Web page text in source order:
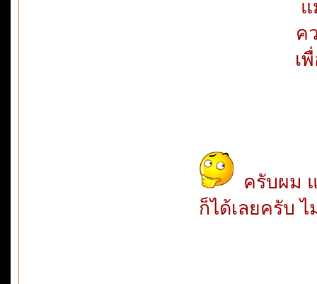
ค
เ
ครับผม
ก็ได้เลยครับ